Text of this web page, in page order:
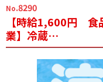
No.8290
【時給1,600円 食
業】冷蔵…